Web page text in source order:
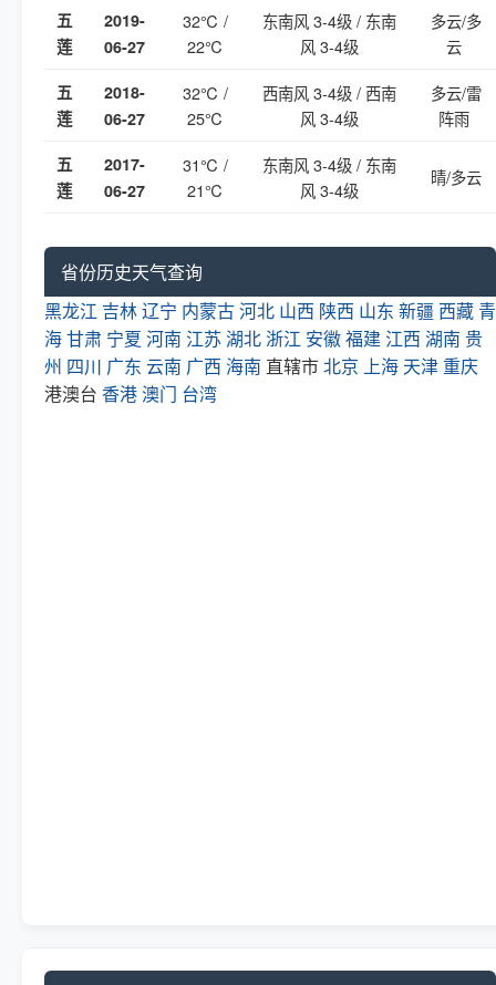
五
莲
2019-
06-27
32℃ /
22℃
东南风 3-4级 / 东南
风 3-4级
多云/多
云
五
莲
2018-
06-27
32℃ /
25℃
西南风 3-4级 / 西南
风 3-4级
多云/雷
阵雨
五
莲
2017-
06-27
31℃ /
21℃
东南风 3-4级 / 东南
风 3-4级
晴/多云
省份历史天气查询
黑龙江 吉林辽宁 内蒙古河北 山西 陕西 山东 新疆 西藏 青
海甘肃 宁夏 河南 江苏 湖北 浙江 安徽福建 江西 湖南 贵
州 四川 广东 云南 广西 海南 直辖市北京 上海 天津 重庆
港澳台 香港澳门 台湾